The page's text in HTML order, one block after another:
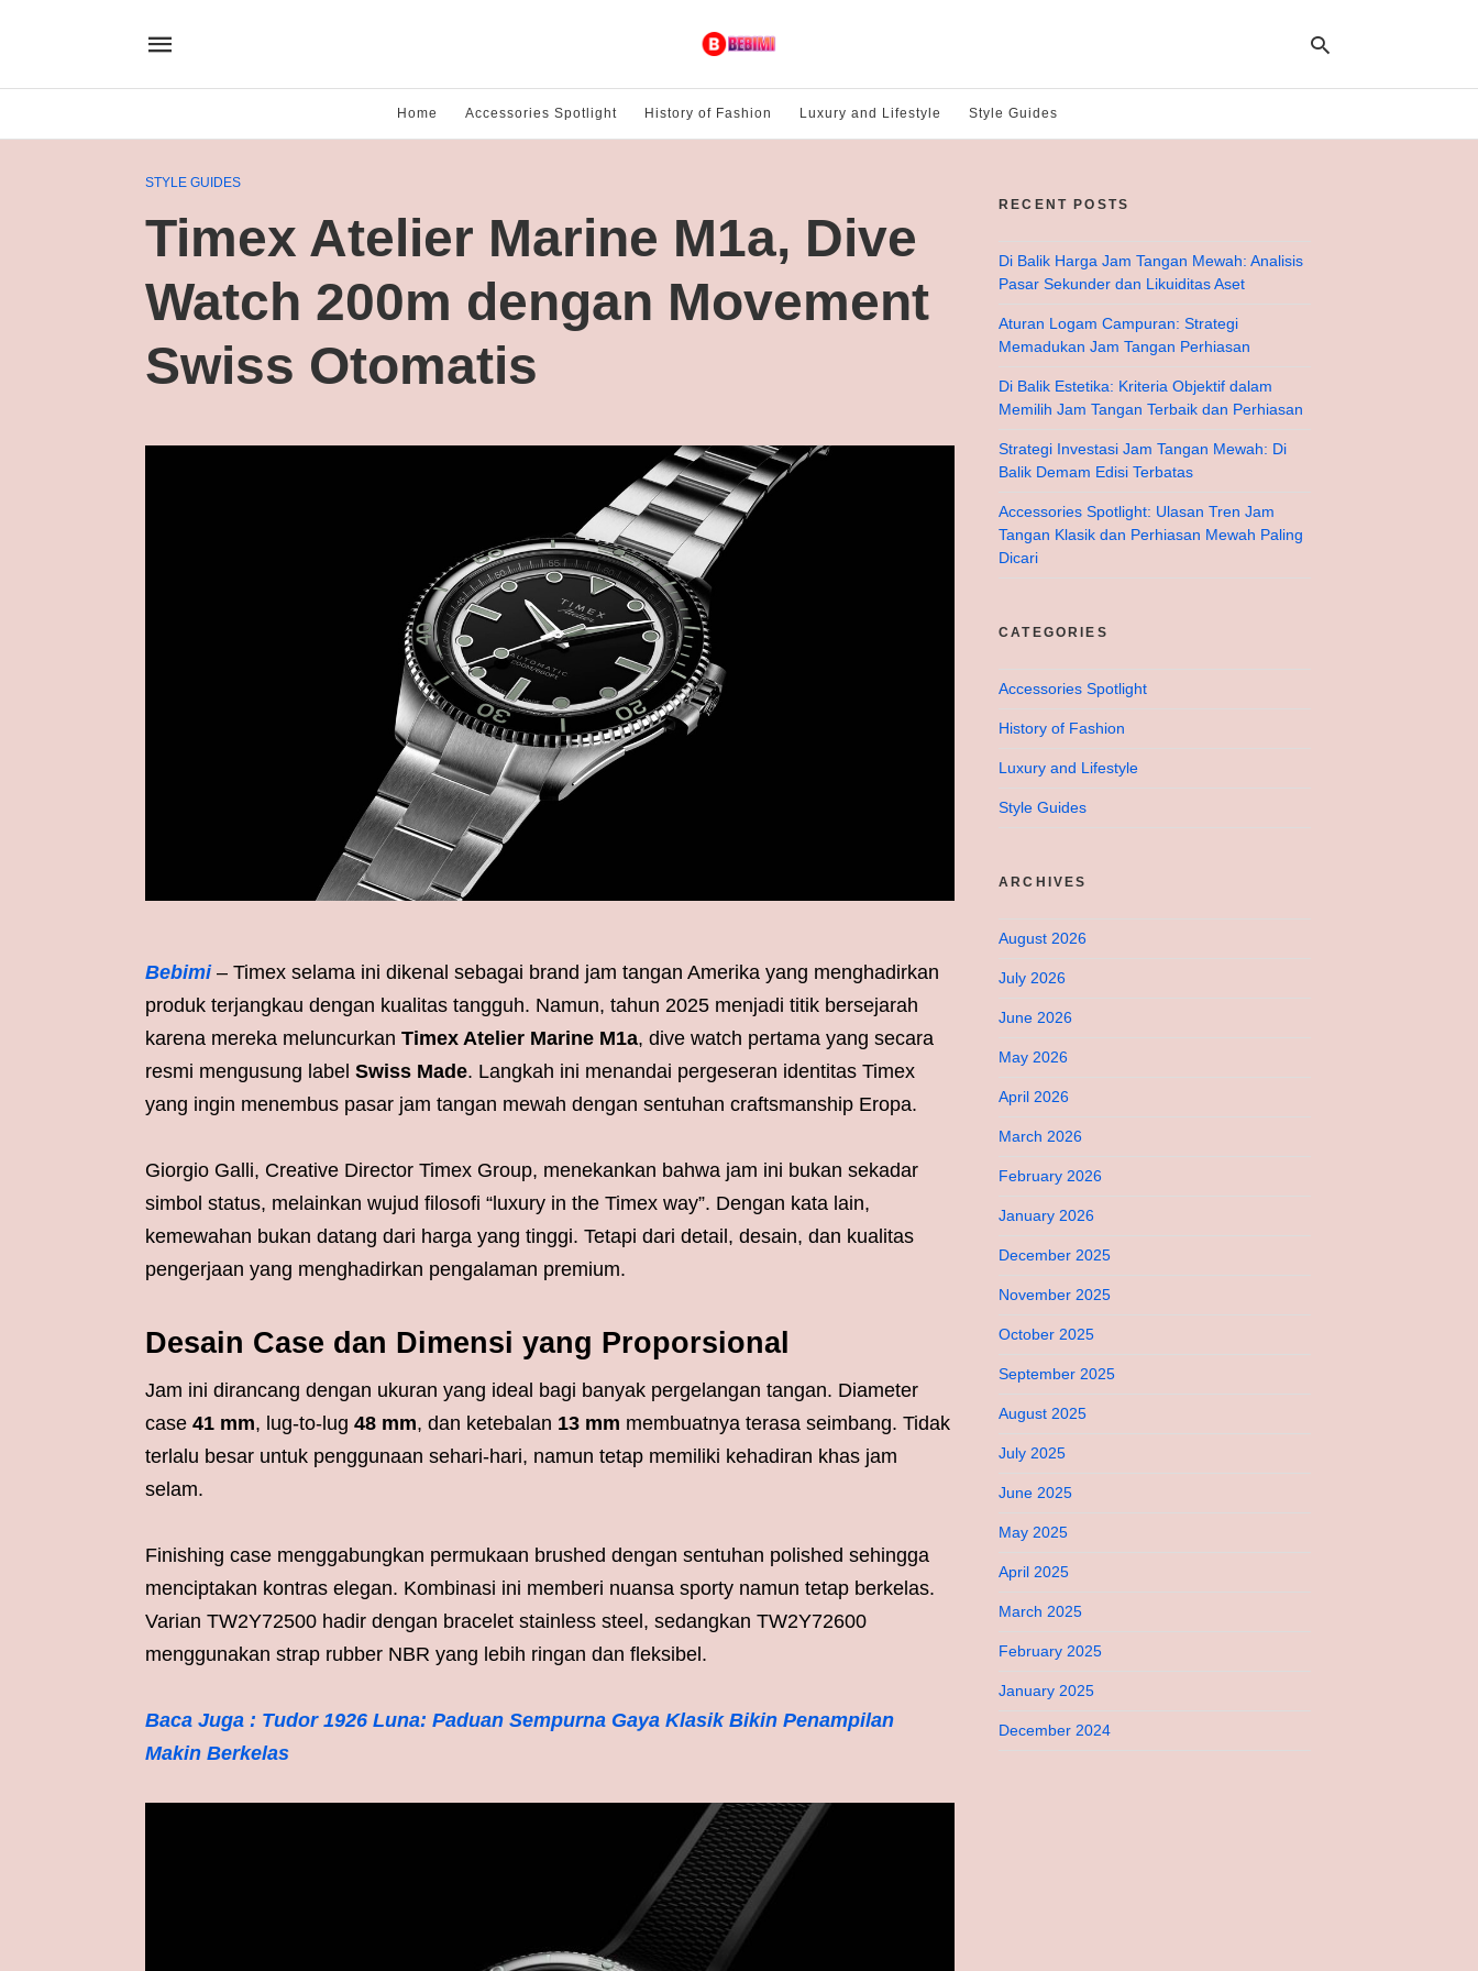
Home Accessories Spotlight History of Fashion Luxury and Lifestyle Style Guides
STYLE GUIDES
Timex Atelier Marine M1a, Dive
Watch 200m dengan Movement
Swiss Otomatis
Bebimi– Timex selama ini dikenal sebagai brand jam tangan Amerika yang menghadirkan
produk terjangkau dengan kualitas tangguh. Namun, tahun 2025 menjadi titik bersejarah
karena mereka meluncurkan Timex Atelier Marine M1a, dive watch pertama yang secara
resmi mengusung label Swiss Made. Langkah ini menandai pergeseran identitas Timex
yang ingin menembus pasar jam tangan mewah dengan sentuhan craftsmanship Eropa.
Giorgio Galli, Creative Director Timex Group, menekankan bahwa jam ini bukan sekadar
simbol status, melainkan wujud filosofi “luxury in the Timex way”. Dengan kata lain,
kemewahan bukan datang dari harga yang tinggi. Tetapi dari detail, desain, dan kualitas
pengerjaan yang menghadirkan pengalaman premium.
Desain Case dan Dimensi yang Proporsional
Jam ini dirancang dengan ukuran yang ideal bagi banyak pergelangan tangan. Diameter
case 41 mm, lug-to-lug 48 mm, dan ketebalan 13 mm membuatnya terasa seimbang. Tidak
terlalu besar untuk penggunaan sehari-hari, namun tetap memiliki kehadiran khas jam
selam.
Finishing case menggabungkan permukaan brushed dengan sentuhan polished sehingga
menciptakan kontras elegan. Kombinasi ini memberi nuansa sporty namun tetap berkelas.
Varian TW2Y72500 hadir dengan bracelet stainless steel, sedangkan TW2Y72600
menggunakan strap rubber NBR yang lebih ringan dan fleksibel.
Baca Juga : Tudor 1926 Luna: Paduan Sempurna Gaya Klasik Bikin Penampilan
Makin Berkelas
RECENT POSTS
Di Balik Harga Jam Tangan Mewah: Analisis
Pasar Sekunder dan Likuiditas Aset
Aturan Logam Campuran: Strategi
Memadukan Jam Tangan Perhiasan
Di Balik Estetika: Kriteria Objektif dalam
Memilih Jam Tangan Terbaik dan Perhiasan
Strategi Investasi Jam Tangan Mewah: Di
Balik Demam Edisi Terbatas
Accessories Spotlight: Ulasan Tren Jam
Tangan Klasik dan Perhiasan Mewah Paling
Dicari
CATEGORIES
Accessories Spotlight
History of Fashion
Luxury and Lifestyle
Style Guides
ARCHIVES
August 2026
July 2026
June 2026
May 2026
April 2026
March 2026
February 2026
January 2026
December 2025
November 2025
October 2025
September 2025
August 2025
July 2025
June 2025
May 2025
April 2025
March 2025
February 2025
January 2025
December 2024